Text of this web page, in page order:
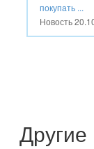
покупать ...
Новость